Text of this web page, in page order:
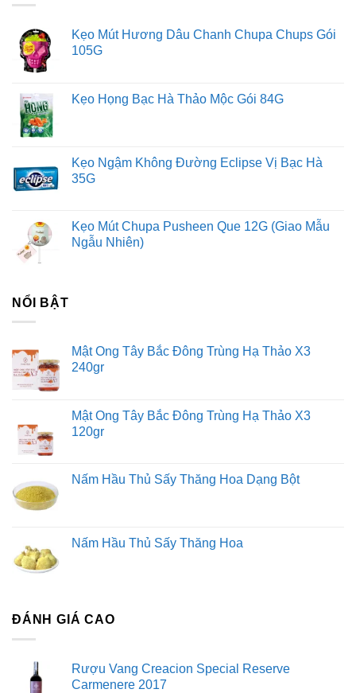
Kẹo Mút Hương Dâu Chanh Chupa Chups Gói
105G
Kẹo Họng Bạc Hà Thảo Mộc Gói 84G
Kẹo Ngậm Không Đường Eclipse Vị Bạc Hà
35G
Kẹo Mút Chupa Pusheen Que 12G (Giao Mẫu
Ngẫu Nhiên)
NỔI BẬT
Mật Ong Tây Bắc Đông Trùng Hạ Thảo X3
240gr
Mật Ong Tây Bắc Đông Trùng Hạ Thảo X3
120gr
Nấm Hầu Thủ Sấy Thăng Hoa Dạng Bột
Nấm Hầu Thủ Sấy Thăng Hoa
ĐÁNH GIÁ CAO
Rượu Vang Creacion Special Reserve
Carmenere 2017